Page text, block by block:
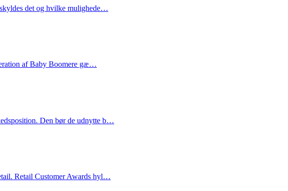
det og hvilke mulighede…
af Baby Boomere gæ…
Den bør de udnytte b…
Retail Customer Awards hyl…